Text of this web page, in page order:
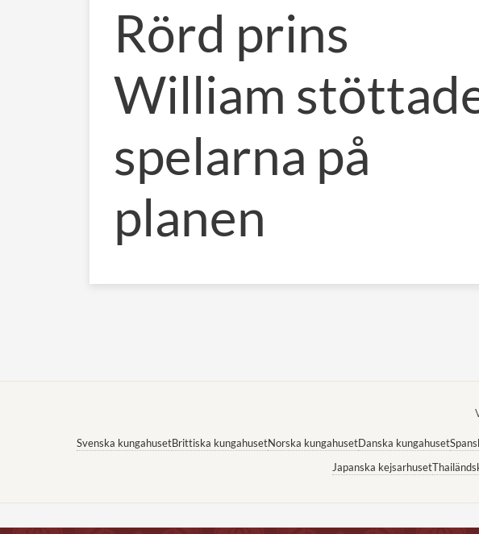
Rörd prins
William
spelarna på
planen
Svenska kungahusetBrittiska kungahusetNorska kungahusetDanska kungahuset
Japanska kejsarhuset